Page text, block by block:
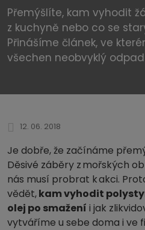
Přemýšlíte, kam vyhodit
z kuchyně nebo co se
Přinášíme článek, ve
všechen neobvyklý
12. 06. 2018
Je dobře, že začínáme
Děsivé záběry z mořských
nás musí probrat k akci.
vědět,kam vyhodit
olej po smažení i jak
vytváříme u sebe doma i ve